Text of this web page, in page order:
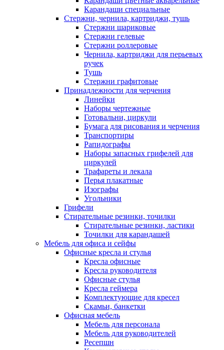
Карандаши специальные
Стержни, чернила, картриджи, тушь
Стержни шариковые
Стержни гелевые
Стержни роллеровые
Чернила, картриджи для перьевых
ручек
Тушь
Стержни графитовые
Принадлежности для черчения
Линейки
Наборы чертежные
Готовальни, циркули
Бумага для рисования и черчения
Транспортиры
Рапидографы
Наборы запасных грифелей для
циркулей
Трафареты и лекала
Перья плакатные
Изографы
Угольники
Грифели
Стирательные резинки, точилки
Стирательные резинки, ластики
Точилки для карандашей
Мебель для офиса и сейфы
Офисные кресла и стулья
Кресла офисные
Кресла руководителя
Офисные стулья
Кресла геймера
Комплектующие для кресел
Скамьи, банкетки
Офисная мебель
Мебель для персонала
Мебель для руководителей
Ресепшн